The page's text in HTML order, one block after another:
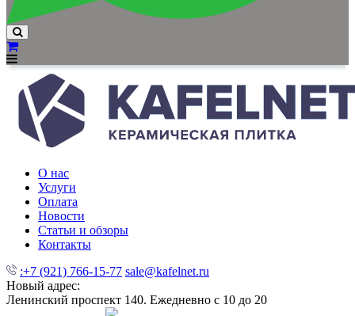
О нас
Услуги
Оплата
Новости
Статьи и обзоры
Контакты
:+7 (921) 766-15-77 sale@kafelnet.ru
Новый адрес:
Ленинский проспект 140. Ежедневно с 10 до 20